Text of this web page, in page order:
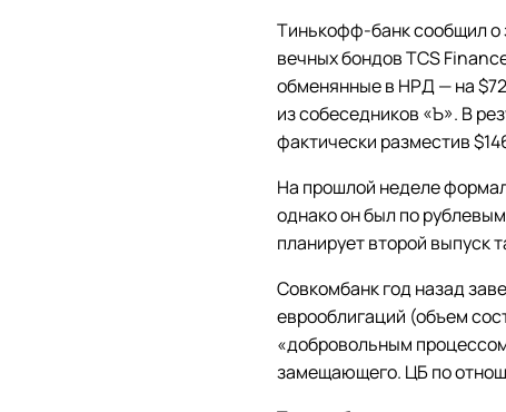
Тинькофф-банк сообщил
вечных бондов TCS
обменянные в НРД — на
из собеседников «Ъ». В
фактически разместив
На прошлой неделе
однако он был по
планирует второй выпуск
Совкомбанк год назад
еврооблигаций (объем
«добровольным
замещающего. ЦБ по